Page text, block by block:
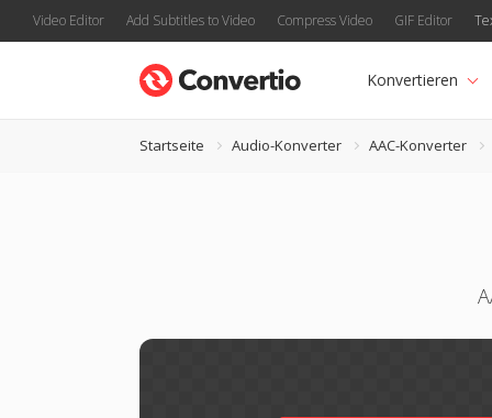
Video Editor Add Subtitles to Video Compress Video GIF Editor
Konvertieren
Startseite Audio-Konverter AAC-Konverter